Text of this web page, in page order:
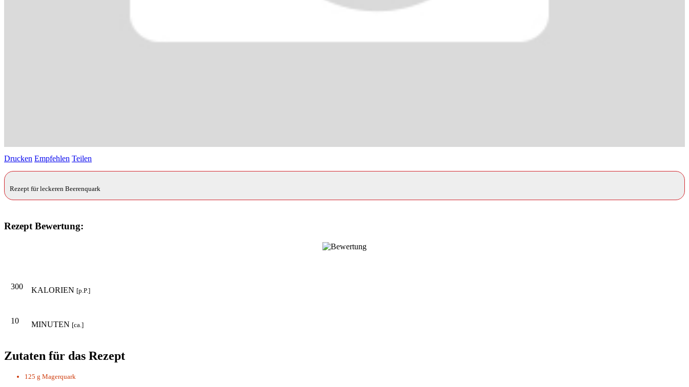
Drucken Empfehlen Teilen
Rezept für leckeren Beerenquark
Rezept Bewertung:
300 KALORIEN [p.P.]
10 MINUTEN [ca.]
Zutaten für das Rezept
125 g Magerquark